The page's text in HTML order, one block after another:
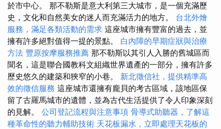
於市中心。 那不勒斯是意大利第三大城市，是一個充滿歷
史，文化和自然美女的迷人而充滿活力的地方。 台北外燴
服務，滿足各類活動的需求 這座城市擁有豐富的過去，並
擁有許多絕對值得一提的景點。 白內障的早期症狀與治療
方法 豐原按摩服務推薦 那不勒斯以其引人入勝的舊城區而
聞名，這是聯合國教科文組織世界遺產的一部分，擁有許多
歷史悠久的建築和狹窄的小巷。 新北徵信社，提供精準高
效的徵信服務 這座城市還擁有龐貝的考古區域，該地區保
留了古羅馬城市的遺體，並為古代生活提供了令人印象深刻
的見解。 公司登記流程與注意事項 骨導式助聽器，了解這
種革命性的聽力輔助技術 天花板漏水，立即處理天花板的